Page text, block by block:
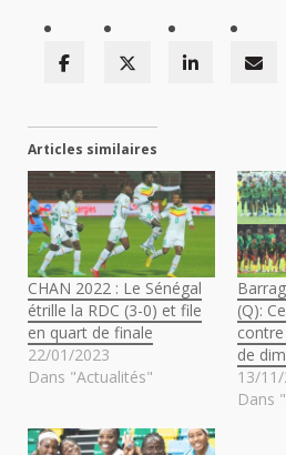
Articles similaires
CHAN 2022 : Le Sénégal
étrille la RDC (3-0) et file
en quart de finale
22/01/2023
Dans "Actualités"
(Q):
de
13/
Dans